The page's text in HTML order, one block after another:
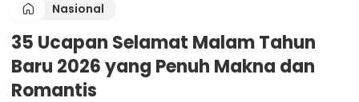
Nasional
35 Ucapan Selamat Malam Tahun
Baru 2026 yang Penuh Makna dan
Romantis